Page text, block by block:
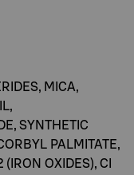
MICA,
SYNTHETIC
PALMITATE,
OXIDES), CI